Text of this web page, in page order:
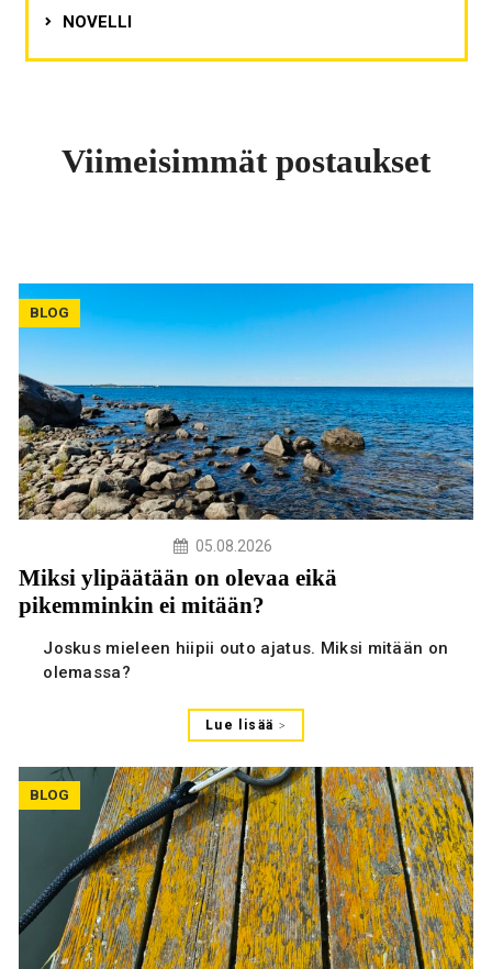
NOVELLI
Viimeisimmät postaukset
BLOG
05.08.2026
Miksi ylipäätään on olevaa eikä
pikemminkin ei mitään?
Joskus mieleen hiipii outo ajatus. Miksi mitään on
olemassa?
Lue lisää
BLOG